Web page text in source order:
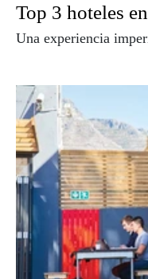
Top 3 hoteles
Una experiencia